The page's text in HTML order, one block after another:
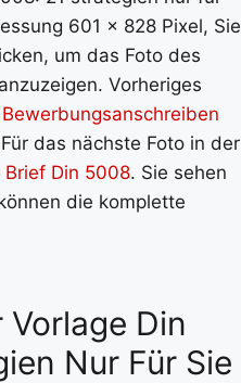
601 x 828 Pixel, Sie
um das Foto des
Vorheriges
das nächste Foto in der
Brief Din 5008. Sie sehen
die komplette
Din
Nur Für Sie